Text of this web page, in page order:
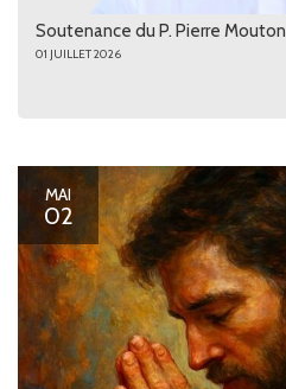
Soutenance du P. Pierre Mouton
01 JUILLET 2026
MAI
02